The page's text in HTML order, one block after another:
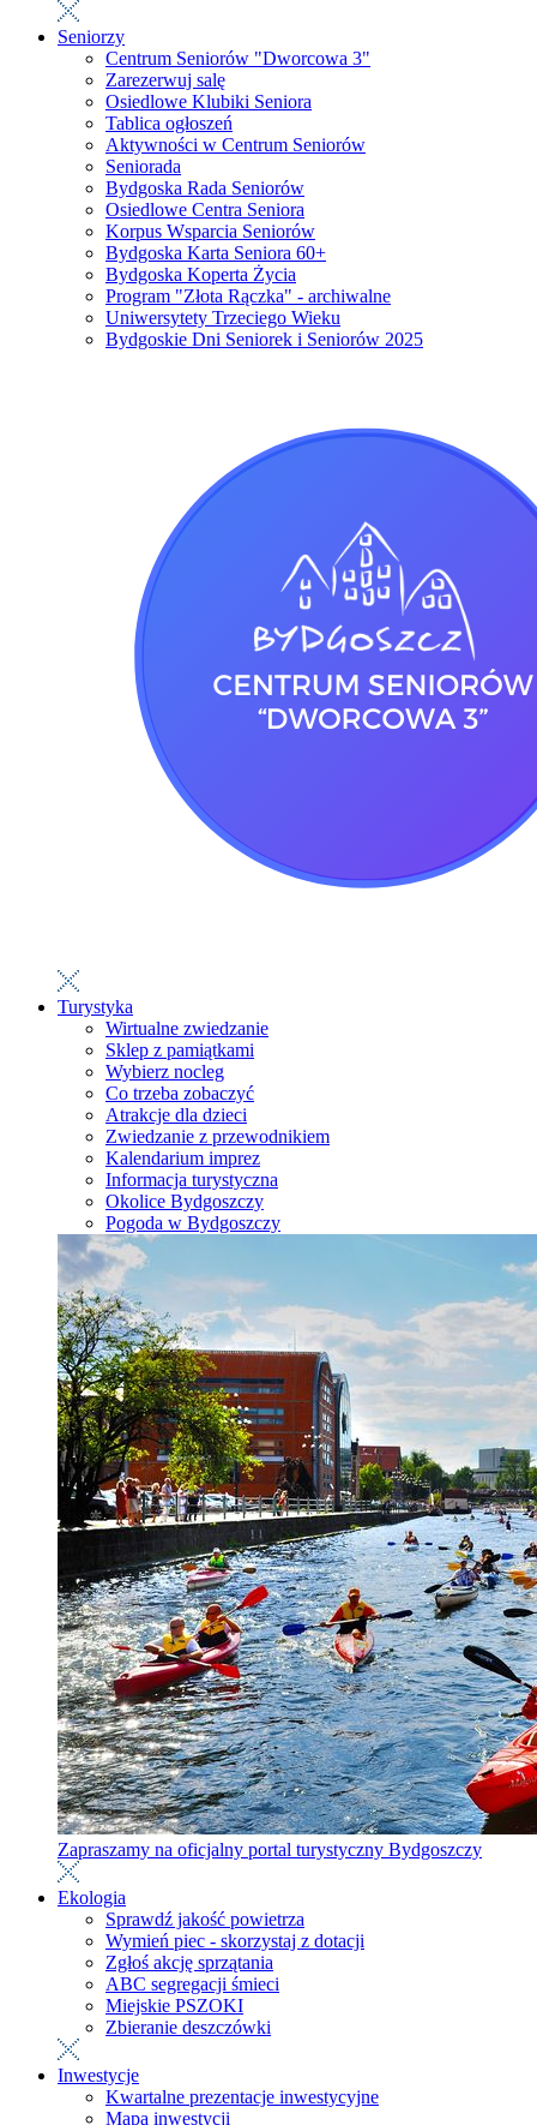
Seniorzy
Centrum Seniorów "Dworcowa 3"
Zarezerwuj salę
Osiedlowe Klubiki Seniora
Tablica ogłoszeń
Aktywności w Centrum Seniorów
Seniorada
Bydgoska Rada Seniorów
Osiedlowe Centra Seniora
Korpus Wsparcia Seniorów
Bydgoska Karta Seniora 60+
Bydgoska Koperta Życia
Program "Złota Rączka" - archiwalne
Uniwersytety Trzeciego Wieku
Bydgoskie Dni Seniorek i Seniorów 2025
Turystyka
Wirtualne zwiedzanie
Sklep z pamiątkami
Wybierz nocleg
Co trzeba zobaczyć
Atrakcje dla dzieci
Zwiedzanie z przewodnikiem
Kalendarium imprez
Informacja turystyczna
Okolice Bydgoszczy
Pogoda w Bydgoszczy
Zapraszamy na oficjalny portal turystyczny Bydgoszczy
Ekologia
Sprawdź jakość powietrza
Wymień piec - skorzystaj z dotacji
Zgłoś akcję sprzątania
ABC segregacji śmieci
Miejskie PSZOKI
Zbieranie deszczówki
Inwestycje
Kwartalne prezentacje inwestycyjne
Mapa inwestycji